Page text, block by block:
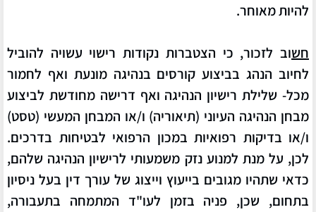
להיות מאוחר.
חשוב לזכור, כי הצטברות נקודות רישוי עשויה להוביל
לחיוב הנהג בביצוע קורסים בנהיגה מונעת ואף לחמור
מכל- שלילת רישיון הנהיגה ואף דרישה מחודשת לביצוע
מבחן הנהיגה העיוני (תיאוריה) ו/או המבחן המעשי (טסט)
ו/או בדיקות רפואיות במכון הרפואי לבטיחות בדרכים.
לכן, על מנת למנוע נזק משמעותי לרישיון הנהיגה שלהם,
כדאי שתהיו מגובים בייעוץ וייצוג של עורך דין בעל ניסיון
בתחום, שכן, פניה בזמן לעו"ד המתמחה בתעבורה,